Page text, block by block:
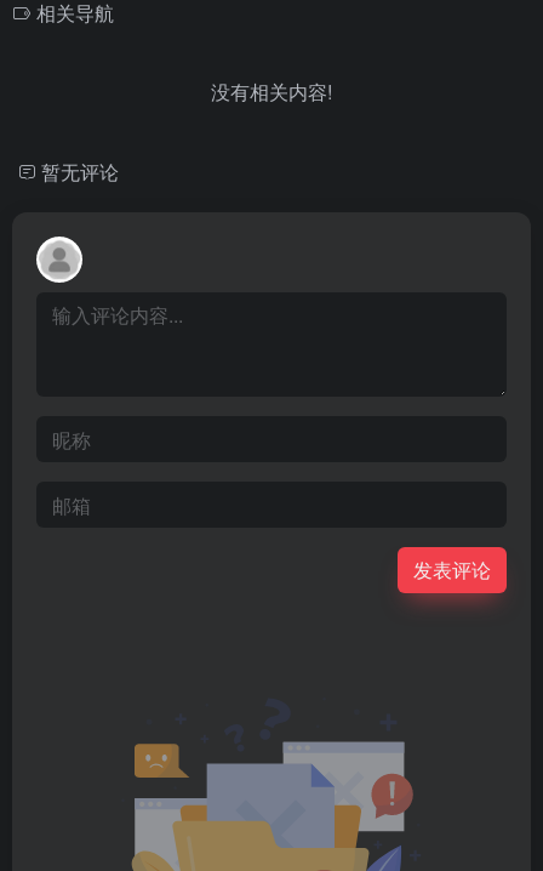
相关导航
没有相关内容!
暂无评论
发表评论